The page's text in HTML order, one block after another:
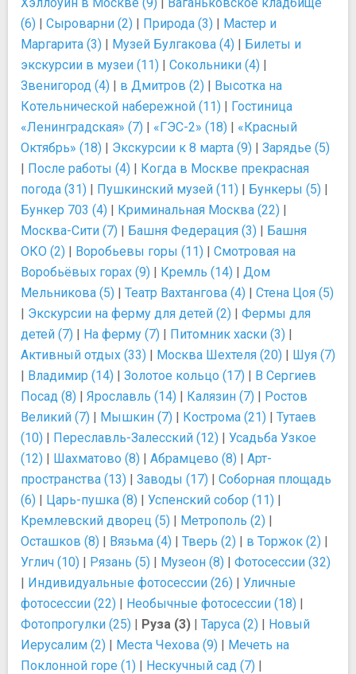
(6) | Сыроварни (2) | Природа (3) | Мастер и
Маргарита (3) | Музей Булгакова (4) | Билеты и
экскурсии в музеи (11) | Сокольники (4) |
Звенигород (4) | в Дмитров (2) | Высотка на
Котельнической набережной (11) | Гостиница
«Ленинградская» (7) | «ГЭС-2» (18) | «Красный
Октябрь» (18) | Экскурсии к 8 марта (9) | Зарядье (5)
| После работы (4) | Когда в Москве прекрасная
погода (31) | Пушкинский музей (11) | Бункеры (5) |
Бункер 703 (4) | Криминальная Москва (22) |
Москва-Сити (7) | Башня Федерация (3) | Башня
ОКО (2) | Воробьевы горы (11) | Смотровая на
Воробьёвых горах (9) | Кремль (14) | Дом
Мельникова (5) | Театр Вахтангова (4) | Стена Цоя (5)
| Экскурсии на ферму для детей (2) | Фермы для
детей (7) | На ферму (7) | Питомник хаски (3) |
Активный отдых (33) | Москва Шехтеля (20) | Шуя (7)
| Владимир (14) | Золотое кольцо (17) | В Сергиев
Посад (8) | Ярославль (14) | Калязин (7) | Ростов
Великий (7) | Мышкин (7) | Кострома (21) | Тутаев
(10) | Переславль-Залесский (12) | Усадьба Узкое
(12) | Шахматово (8) | Абрамцево (8) | Арт-
пространства (13) | Заводы (17) | Соборная площадь
(6) | Царь-пушка (8) | Успенский собор (11) |
Кремлевский дворец (5) | Метрополь (2) |
Осташков (8) | Вязьма (4) | Тверь (2) | в Торжок (2) |
Углич (10) | Рязань (5) | Музеон (8) | Фотосессии (32)
| Индивидуальные фотосессии (26) | Уличные
фотосессии (22) | Необычные фотосессии (18) |
Фотопрогулки (25) | Руза (3) | Таруса (2) | Новый
Иерусалим (2) | Места Чехова (9) | Мечеть на
Поклонной горе (1) | Нескучный сад (7) |